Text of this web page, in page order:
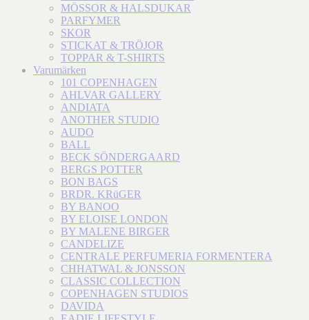
MÖSSOR & HALSDUKAR
PARFYMER
SKOR
STICKAT & TRÖJOR
TOPPAR & T-SHIRTS
Varumärken
101 COPENHAGEN
AHLVAR GALLERY
ANDIATA
ANOTHER STUDIO
AUDO
BALL
BECK SÖNDERGAARD
BERGS POTTER
BON BAGS
BRDR. KRüGER
BY BANOO
BY ELOISE LONDON
BY MALENE BIRGER
CANDELIZE
CENTRALE PERFUMERIA FORMENTERA
CHHATWAL & JONSSON
CLASSIC COLLECTION
COPENHAGEN STUDIOS
DAVIDA